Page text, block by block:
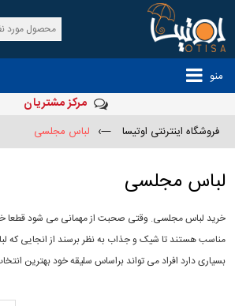
منو
مرکز مشتریان
فروشگاه اینترنتی اوتیسا —› لباس مجلسی
لباس مجلسی
خرید لباس مجلسی. وقتی صحبت از مهمانی می شود قطعا
مناسب هستند تا شیک و جذاب به نظر برسند از انجایی که
بسیاری دارد افراد می تواند براساس سلیقه خود بهترین